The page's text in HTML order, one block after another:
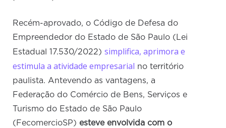
Recém-aprovado, o Código de Defesa do
Empreendedor do Estado de São Paulo (Lei
Estadual 17.530/2022)simplifica, aprimora e
estimula a atividade empresarial no território
paulista. Antevendo as vantagens, a
Federação do Comércio de Bens, Serviços e
Turismo do Estado de São Paulo
(FecomercioSP) esteve envolvida com o